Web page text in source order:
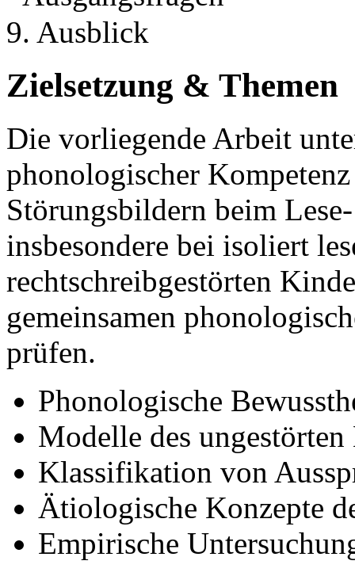
9. Ausblick
Zielsetzung & Themen
Die vorliegende Arbeit
phonologischer
Störungsbildern beim
insbesondere bei isoliert
rechtschreibgestörten
gemeinsamen
prüfen.
Phonologische
Modelle des
Klassifikation von
Ätiologische Konzepte
Empirische